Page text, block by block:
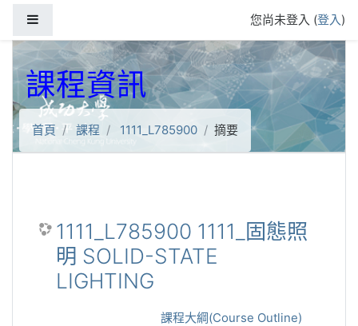
您尚未登入 (登入)
課程資訊
首頁 課程 1111_L785900 摘要
1111_L785900 1111_固態照
明 SOLID-STATE
LIGHTING
課程大綱(Course Outline)